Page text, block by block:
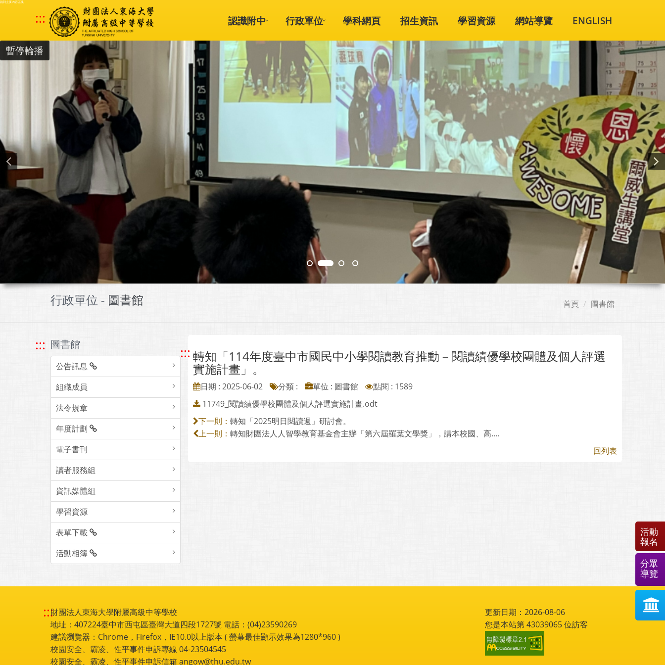
跳到主要內容區塊
::: 認識附中 行政單位 學科網頁 招生資訊 學習資源 網站導覽 ENGLISH
暫停輪播
行政單位 - 圖書館 首頁 圖書館
::: 圖書館
公告訊息
組織成員
法令規章
年度計劃
電子書刊
讀者服務組
資訊媒體組
學習資源
表單下載
活動相簿
::: 轉知「114年度臺中市國民中小學閱讀教育推動－閱讀績優學校團體及個人評選
實施計畫」。
日期 : 2025-06-02 分類 : 單位 : 圖書館
點閱 : 1589
11749_閱讀績優學校團體及個人評選實施計畫.odt
下一則： 轉知「2025明日閱讀週」研討會。
上一則： 轉知財團法人人智學教育基金會主辦「第六屆羅葉文學獎」，請本校國、高....
回列表
:::財團法人東海大學附屬高級中等學校
地址：407224臺中市西屯區臺灣大道四段1727號 電話：(04)23590269
建議瀏覽器：Chrome，Firefox，IE10.0以上版本 ( 螢幕最佳顯示效果為1280*960 )
校園安全、霸凌、性平事件申訴專線 04-23504545
校園安全、霸凌、性平事件申訴信箱 angow@thu.edu.tw
更新日期：2026-08-06
您是本站第43039065位訪客
活動
報名
分眾
導覽